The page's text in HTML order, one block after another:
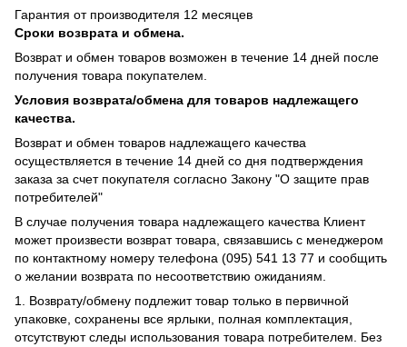
Гарантия от производителя 12 месяцев
Сроки возврата и обмена.
Возврат и обмен товаров возможен в течение 14 дней после
получения товара покупателем.
Условия возврата/обмена для товаров надлежащего
качества.
Возврат и обмен товаров надлежащего качества
осуществляется в течение 14 дней со дня подтверждения
заказа за счет покупателя согласно Закону "О защите прав
потребителей"
В случае получения товара надлежащего качества Клиент
может произвести возврат товара, связавшись с менеджером
по контактному номеру телефона (095) 541 13 77 и сообщить
о желании возврата по несоответствию ожиданиям.
1. Возврату/обмену подлежит товар только в первичной
упаковке, сохранены все ярлыки, полная комплектация,
отсутствуют следы использования товара потребителем. Без